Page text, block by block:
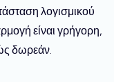
λογισμικού
είναι γρήγορη,
δωρεάν.